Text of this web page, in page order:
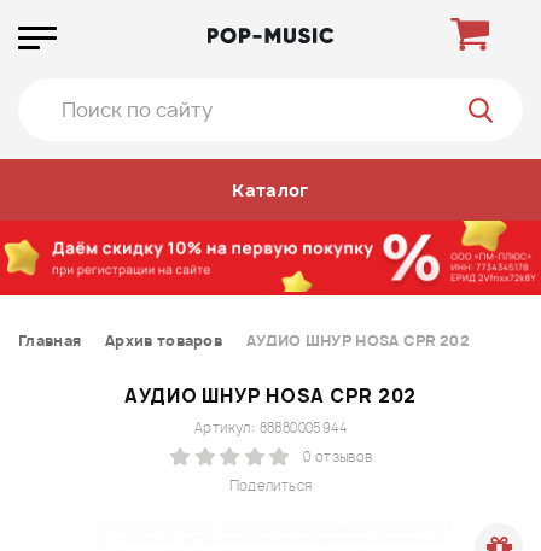
Каталог
Главная Архив товаров АУДИО ШНУР HOSA CPR 202
АУДИО ШНУР HOSA CPR 202
Поделиться
Артикул: 88880005944
0 отзывов